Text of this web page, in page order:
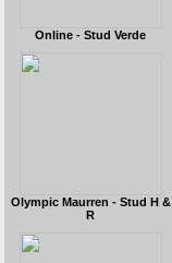
Online - Stud Verde
Olympic Maurren - Stud H &
R